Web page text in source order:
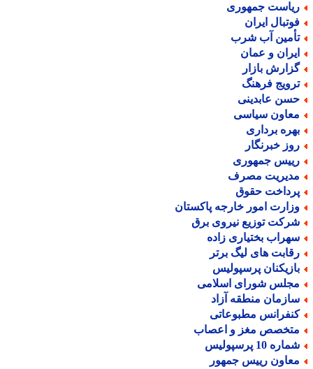
جمهوری
ایران
آب شرب
و عمان
بازار
فرهنگ
عابدینی
سیاسی
برداری
خبرنگار
جمهوری
مصرف
حقوق
امور خارجه پاکستان
توزیع نیروی برق
بختیاری زاده
های لیگ برتر
پرسپولیس
شورای اسلامی
منطقه آزاد
مطبوعاتی
مغز و اعصاب
10 پرسپولیس
رییس جمهور